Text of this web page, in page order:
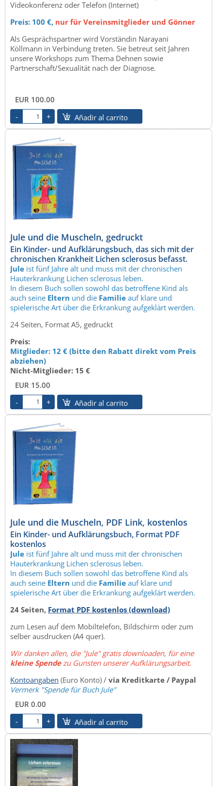
Videokonferenz oder Telefon (Internet)
Preis: 100 €, nur für Vereinsmitglieder und Gönner
Als Gesprächspartner wird Vorständin Narayani
Köllmann in Verbindung treten. Sie betreut seit Jahren
unsere Workshops zum Thema Dehnen sowie
Partnerschaft/Sexualität nach der Diagnose.
EUR 100.00
Añadir al carrito
Jule und die Muscheln, gedruckt
Ein Kinder- und Aufklärungsbuch, das sich mit der
chronischen Krankheit Lichen sclerosus befasst.
Jule ist fünf Jahre alt und muss mit der chronischen
Hauterkrankung Lichen sclerosus leben.
In diesem Buch sollen sowohl das betroffene Kind als
auch seine Eltern und die Familie auf klare und
spielerische Art über die Erkrankung aufgeklärt werden.
24 Seiten, Format A5, gedruckt
Preis:
Mitglieder: 12 € (bitte den Rabatt direkt vom Preis
abziehen)
Nicht-Mitglieder: 15 €
EUR 15.00
Añadir al carrito
Jule und die Muscheln, PDF Link, kostenlos
Ein Kinder- und Aufklärungsbuch, Format PDF
kostenlos
Jule ist fünf Jahre alt und muss mit der chronischen
Hauterkrankung Lichen sclerosus leben.
In diesem Buch sollen sowohl das betroffene Kind als
auch seine Eltern und die Familie auf klare und
spielerische Art über die Erkrankung aufgeklärt werden.
24 Seiten, Format PDF kostenlos (download)
zum Lesen auf dem Mobiltelefon, Bildschirm oder zum
selber ausdrucken (A4 quer).
Wir danken allen, die "Jule" gratis downloaden, für eine
kleine Spendezu Gunsten unserer Aufklärungsarbeit.
Kontoangaben (Euro Konto) / via Kreditkarte / Paypal
Vermerk "Spende für Buch Jule"
EUR 0.00
Añadir al carrito